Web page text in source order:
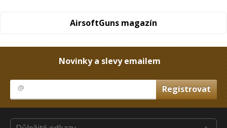
AirsoftGuns magazín
Novinky a slevy emailem